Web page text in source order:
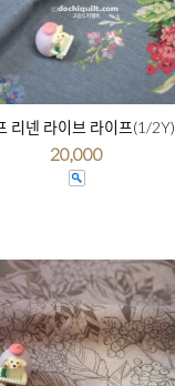
리넨 라이브 라이프(1/2Y)
20,000